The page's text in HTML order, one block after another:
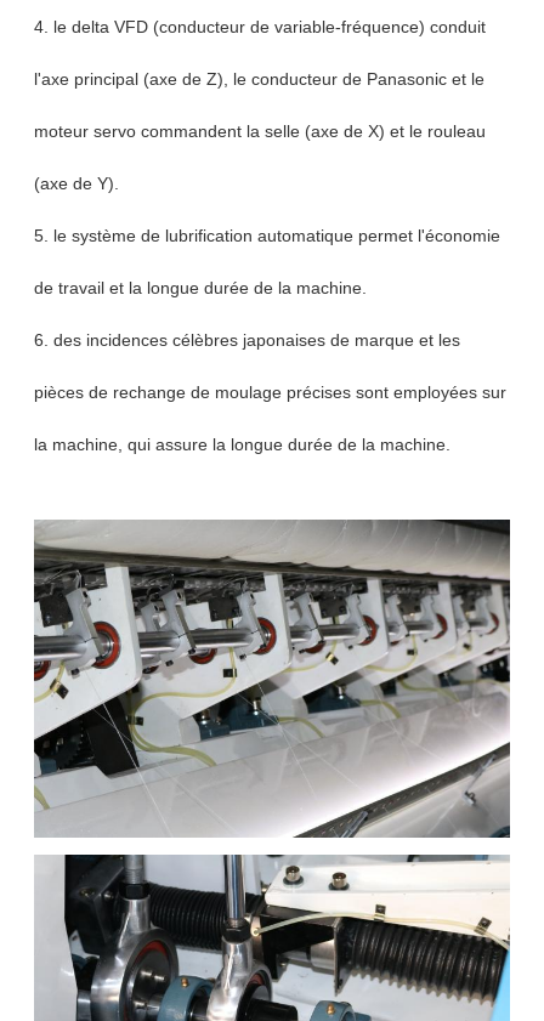
4. le delta VFD (conducteur de variable-fréquence) conduit
l'axe principal (axe de Z), le conducteur de Panasonic et le
moteur servo commandent la selle (axe de X) et le rouleau
(axe de Y).
5. le système de lubrification automatique permet l'économie
de travail et la longue durée de la machine.
6. des incidences célèbres japonaises de marque et les
pièces de rechange de moulage précises sont employées sur
la machine, qui assure la longue durée de la machine.